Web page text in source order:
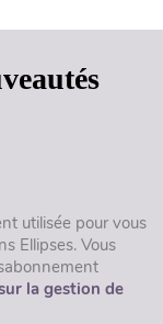
utilisée pour vous
Ellipses. Vous
la gestion de